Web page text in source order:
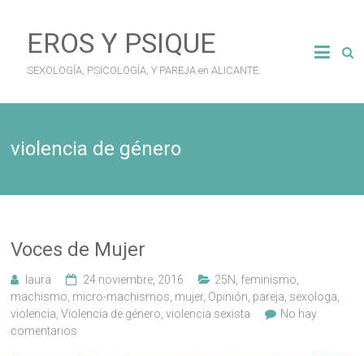
contenidoEROS Y PSIQUE
SEXOLOGÍA, PSICOLOGÍA, Y PAREJA en ALICANTE.
violencia de género
Voces de Mujer
laura 24 noviembre, 2016 25N feminismo
machismo micro-machismos mujer, Opinión pareja sexologa
violencia ,Violencia de género ,violencia sexista
No hay
comentarios